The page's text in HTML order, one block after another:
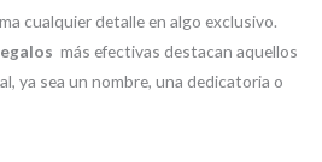
cualquier detalle en algo exclusivo.
más efectivas destacan aquellos
ya sea un nombre, una dedicatoria o